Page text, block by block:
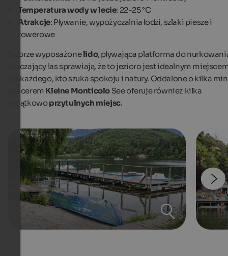
Temperatura wody w lecie: 22-25 °C
Atrakcje: Pływanie, wypożyczalnia łodzi, szlaki piesze i
rowerowe
Dobrze wyposażonelido, pływająca platforma do
otaczający las sprawiają, że to jezioro jest idealnym
dla każdego, kto szuka spokoju i natury. Oddalone o kilka
spacerem Kleine Monticolo See oferuje również kilka
wyjątkowoprzytulnych miejsc.